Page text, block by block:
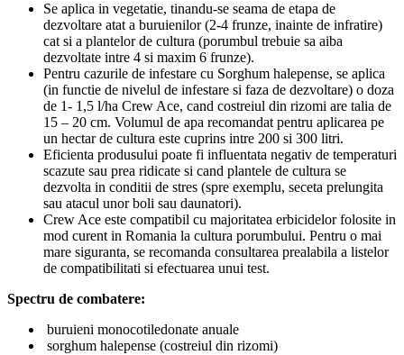
Se aplica in vegetatie, tinandu-se seama de etapa de
dezvoltare atat a buruienilor (2-4 frunze, inainte de infratire)
cat si a plantelor de cultura (porumbul trebuie sa aiba
dezvoltate intre 4 si maxim 6 frunze).
Pentru cazurile de infestare cu Sorghum halepense, se aplica
(in functie de nivelul de infestare si faza de dezvoltare) o doza
de 1- 1,5 l/ha Crew Ace, cand costreiul din rizomi are talia de
15 – 20 cm. Volumul de apa recomandat pentru aplicarea pe
un hectar de cultura este cuprins intre 200 si 300 litri.
Eficienta produsului poate fi influentata negativ de temperaturi
scazute sau prea ridicate si cand plantele de cultura se
dezvolta in conditii de stres (spre exemplu, seceta prelungita
sau atacul unor boli sau daunatori).
Crew Ace este compatibil cu majoritatea erbicidelor folosite in
mod curent in Romania la cultura porumbului. Pentru o mai
mare siguranta, se recomanda consultarea prealabila a listelor
de compatibilitati si efectuarea unui test.
Spectru de combatere:
buruieni monocotiledonate anuale
sorghum halepense (costreiul din rizomi)